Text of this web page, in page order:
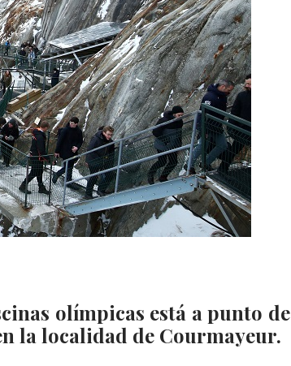
olímpicas está a punto de
la localidad de Courmayeur.